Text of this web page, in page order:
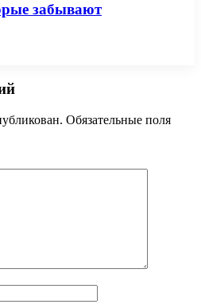
забывают
Обязательные поля